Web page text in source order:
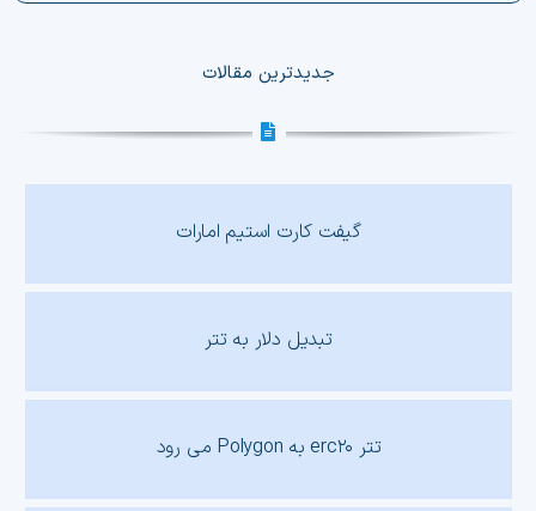
جدیدترین مقالات
گیفت کارت استیم امارات
تبدیل دلار به تتر
تتر erc۲۰ به Polygon می رود